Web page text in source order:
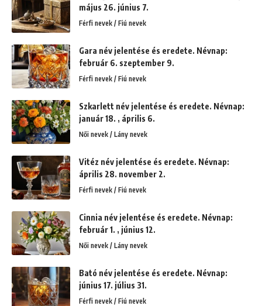
május 26. június 7.
Férfi nevek / Fiú nevek
Gara név jelentése és eredete. Névnap:
február 6. szeptember 9.
Férfi nevek / Fiú nevek
Szkarlett név jelentése és eredete. Névnap:
január 18. , április 6.
Női nevek / Lány nevek
Vitéz név jelentése és eredete. Névnap:
április 28. november 2.
Férfi nevek / Fiú nevek
Cinnia név jelentése és eredete. Névnap:
február 1. , június 12.
Női nevek / Lány nevek
Bató név jelentése és eredete. Névnap:
június 17. július 31.
Férfi nevek / Fiú nevek